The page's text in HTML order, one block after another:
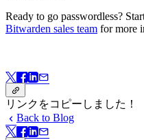
Ready to go passwordless?
Bitwarden sales team for more
リンクをコピーしました！
Back to Blog